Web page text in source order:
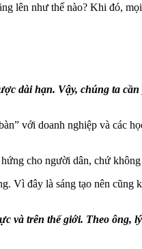
lên như thế nào? Khi đó,
dài hạn. Vậy, chúng ta
với doanh nghiệp và các
cho người dân, chứ
Vì đây là sáng tạo nên
trên thế giới. Theo ông,